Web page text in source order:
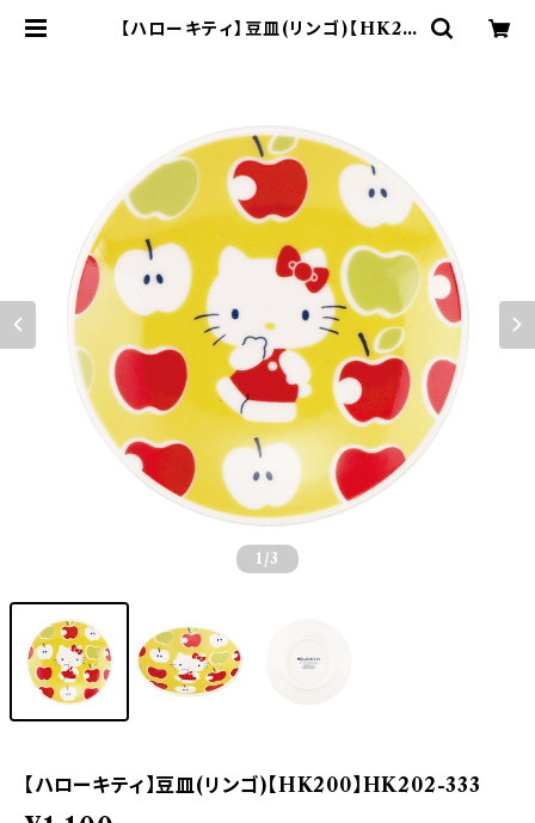
【ハローキティ】豆皿(リンゴ)【HK20
1 /3
【ハローキティ】豆皿(リンゴ)【HK200】HK202-333